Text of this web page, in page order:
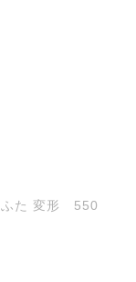
ふた 変形 550